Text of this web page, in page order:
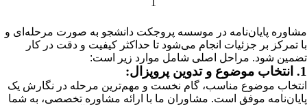
مشاوره پایان‌نامه در موسسه پروجکت دانشجو به صورت مرحله‌ای و
با تمرکز بر جزئیات انجام می‌شود تا حداکثر کیفیت و دقت در کار
تضمین شود. مراحل اصلی شامل موارد زیر است:
1. انتخاب موضوع و تدوین پروپزال:
انتخاب موضوع مناسب، گام نخست و مهم‌ترین مرحله در نگارش یک
پایان‌نامه موفق است. مشاوران ما با ارائه مشاوره تخصصی، به شما